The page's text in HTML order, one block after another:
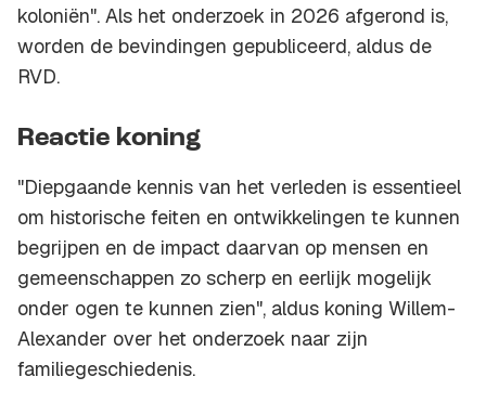
koloniën". Als het onderzoek in 2026 afgerond is,
worden de bevindingen gepubliceerd, aldus de
RVD.
Reactie koning
"Diepgaande kennis van het verleden is essentieel
om historische feiten en ontwikkelingen te kunnen
begrijpen en de impact daarvan op mensen en
gemeenschappen zo scherp en eerlijk mogelijk
onder ogen te kunnen zien", aldus koning Willem-
Alexander over het onderzoek naar zijn
familiegeschiedenis.